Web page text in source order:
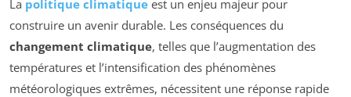
La politique climatique est un enjeu majeur pour
construire un avenir durable. Les conséquences du
changement climatique, telles que l’augmentation des
températures et l’intensification des phénomènes
météorologiques extrêmes, nécessitent une réponse rapide